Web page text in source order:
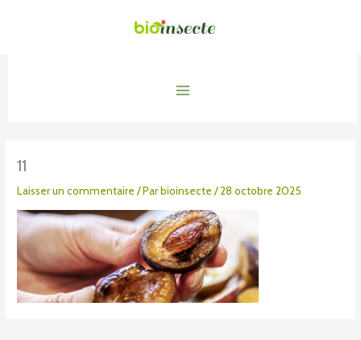
Menu
11
Laisser un commentaire / Parbioinsecte/28 octobre 2025